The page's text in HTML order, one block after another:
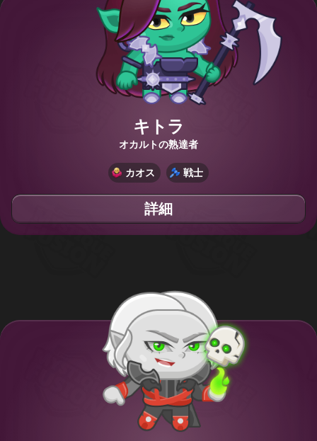
キトラ
オカルトの熟達者
カオス 戦士
詳細